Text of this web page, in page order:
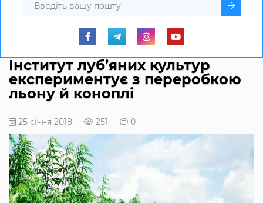
Інститут луб’яних культур
експериментує з переробкою
льону й коноплі
25 січня 2018 251 0